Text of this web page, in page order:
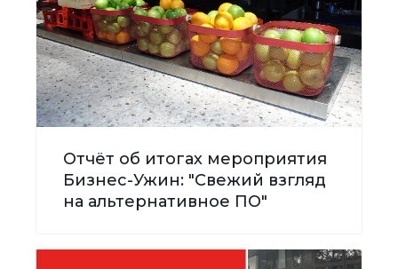
Отчёт об итогах мероприятия
Бизнес-Ужин: "Свежий взгляд
на альтернативное ПО"